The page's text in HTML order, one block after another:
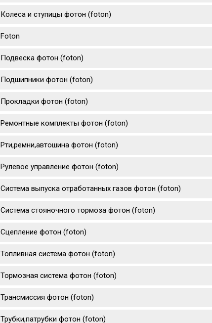
Колеса и ступицы фотон (foton)
Foton
Подвеска фотон (foton)
Подшипники фотон (foton)
Прокладки фотон (foton)
Ремонтные комплекты фотон (foton)
Рти,ремни,автошина фотон (foton)
Рулевое управление фотон (foton)
Система выпуска отработанных газов фотон (foton)
Система стояночного тормоза фотон (foton)
Сцепление фотон (foton)
Топливная система фотон (foton)
Тормозная система фотон (foton)
Трансмиссия фотон (foton)
Трубки,патрубки фотон (foton)